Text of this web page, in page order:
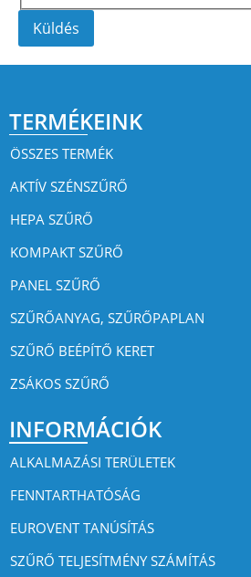
Küldés
TERMÉKEINK
ÖSSZES TERMÉK
AKTÍV SZÉNSZŰRŐ
HEPA SZŰRŐ
KOMPAKT SZŰRŐ
PANEL SZŰRŐ
SZŰRŐANYAG, SZŰRŐPAPLAN
SZŰRŐ BEÉPÍTŐ KERET
ZSÁKOS SZŰRŐ
INFORMÁCIÓK
ALKALMAZÁSI TERÜLETEK
FENNTARTHATÓSÁG
EUROVENT TANÚSÍTÁS
SZŰRŐ TELJESÍTMÉNY SZÁMÍTÁS